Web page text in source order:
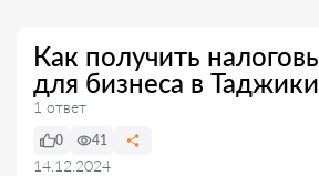
Как получить
для бизнеса в
1 ответ
0 41
14.12.2024